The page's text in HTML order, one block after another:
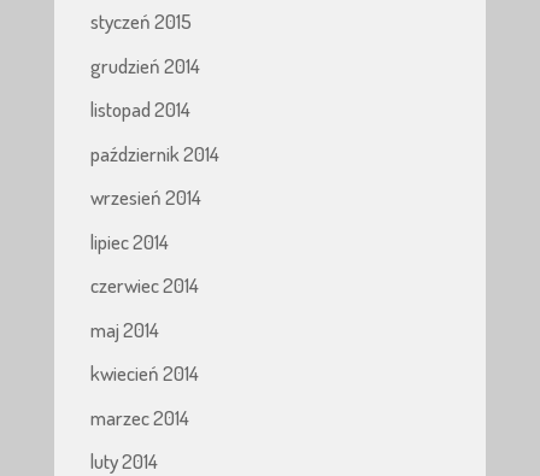
styczeń 2015
grudzień 2014
listopad 2014
październik 2014
wrzesień 2014
lipiec 2014
czerwiec 2014
maj 2014
kwiecień 2014
marzec 2014
luty 2014